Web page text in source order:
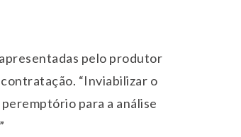
pelo produtor
“Inviabilizar o
para a análise